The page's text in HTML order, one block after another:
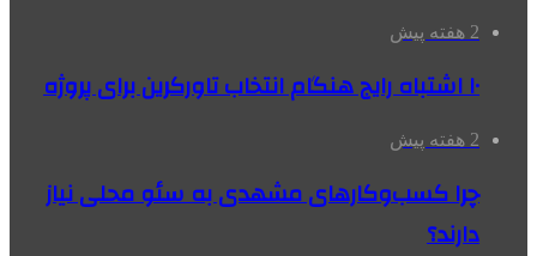
2 هفته پیش
۱۰ اشتباه رایج هنگام انتخاب تاورکرین برای پروژه
2 هفته پیش
چرا کسب‌وکارهای مشهدی به سئو محلی نیاز
دارند؟